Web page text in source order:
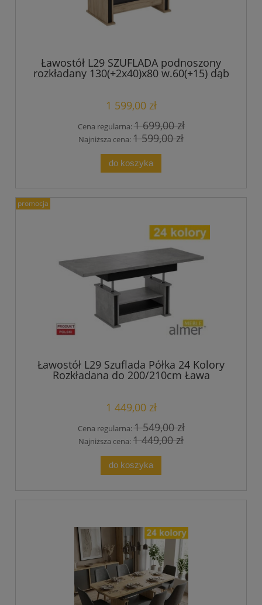
Ławostół L29 SZUFLADA podnoszony
rozkładany 130(+2x40)x80 w.60(+15) dąb
craft złoty + czarny
1 599,00 zł
Cena regularna:1 699,00 zł
Najniższa cena:1 599,00 zł
do koszyka
Ławostół L29 Szuflada Półka 24 Kolory
Rozkładana do 200/210cm Ława
1 449,00 zł
Cena regularna:1 549,00 zł
Najniższa cena:1 449,00 zł
do koszyka
promocja